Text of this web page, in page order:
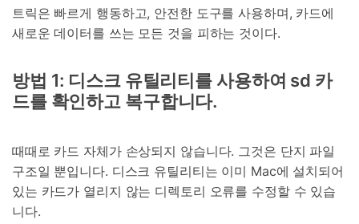
트릭은 빠르게 행동하고, 안전한 도구를 사용하며, 카드에
새로운 데이터를 쓰는 모든 것을 피하는 것이다.
방법 1: 디스크 유틸리티를 사용하여 sd 카
드를 확인하고 복구합니다.
때때로 카드 자체가 손상되지 않습니다. 그것은 단지 파일
구조일 뿐입니다. 디스크 유틸리티는 이미 Mac에 설치되어
있는 카드가 열리지 않는 디렉토리 오류를 수정할 수 있습
니다.